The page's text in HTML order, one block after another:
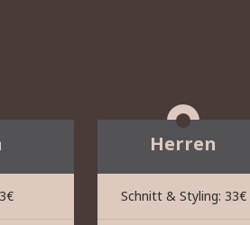
Herren
Schnitt & Styling: 33€